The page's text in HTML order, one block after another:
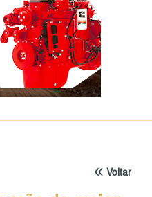
Voltar